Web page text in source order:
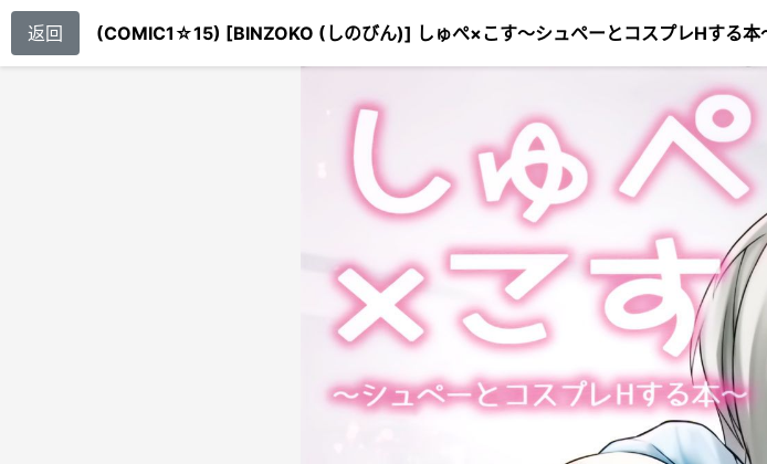
返回 (COMIC1☆15) [BINZOKO (しのびん)] しゅぺ×こす～シュペーとコスプレHする本